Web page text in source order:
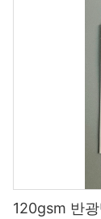
120gsm 반